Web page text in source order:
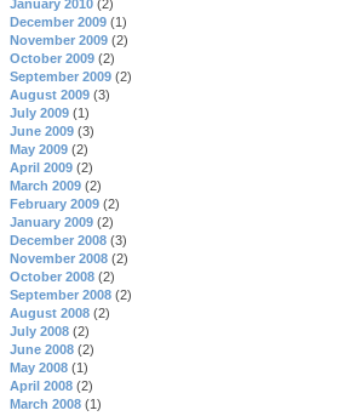
January 2010 (2)
December 2009 (1)
November 2009 (2)
October 2009 (2)
September 2009 (2)
August 2009 (3)
July 2009 (1)
June 2009 (3)
May 2009 (2)
April 2009 (2)
March 2009 (2)
February 2009 (2)
January 2009 (2)
December 2008 (3)
November 2008 (2)
October 2008 (2)
September 2008 (2)
August 2008 (2)
July 2008 (2)
June 2008 (2)
May 2008 (1)
April 2008 (2)
March 2008 (1)